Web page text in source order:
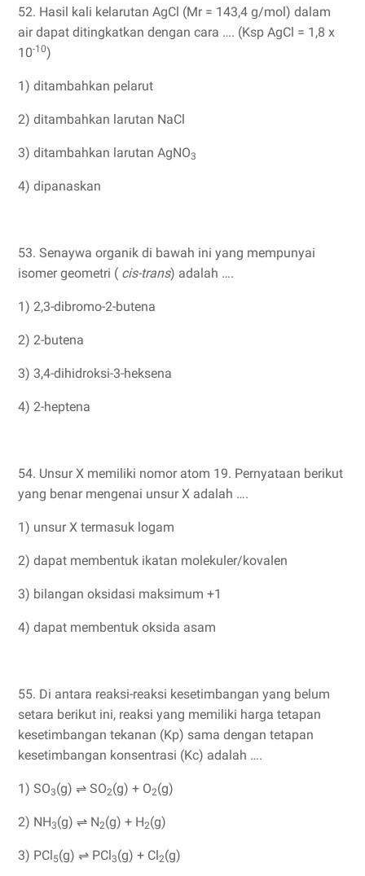
52. Hasil kali kelarutan AgCl (Mr = 143,4 g/mol) dalam
air dapat ditingkatkan dengan cara …. (Ksp AgCl = 1,8 x
10-10)
1) ditambahkan pelarut
2) ditambahkan larutan NaCl
3) ditambahkan larutan AgNO3
4) dipanaskan
53. Senaywa organik di bawah ini yang mempunyai
isomer geometri ( cis-trans) adalah ….
1) 2,3-dibromo-2-butena
2) 2-butena
3) 3,4-dihidroksi-3-heksena
4) 2-heptena
54. Unsur X memiliki nomor atom 19. Pernyataan berikut
yang benar mengenai unsur X adalah ….
1) unsur X termasuk logam
2) dapat membentuk ikatan molekuler/kovalen
3) bilangan oksidasi maksimum +1
4) dapat membentuk oksida asam
55. Di antara reaksi-reaksi kesetimbangan yang belum
setara berikut ini, reaksi yang memiliki harga tetapan
kesetimbangan tekanan (Kp) sama dengan tetapan
kesetimbangan konsentrasi (Kc) adalah ….
1) SO3(g) ⇌ SO2(g) + O2(g)
2) NH3(g) ⇌ N2(g) + H2(g)
3) PCl5(g) ⇌ PCl3(g) + Cl2(g)